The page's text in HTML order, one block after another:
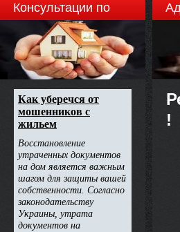
Консультации по
недвижимости
!